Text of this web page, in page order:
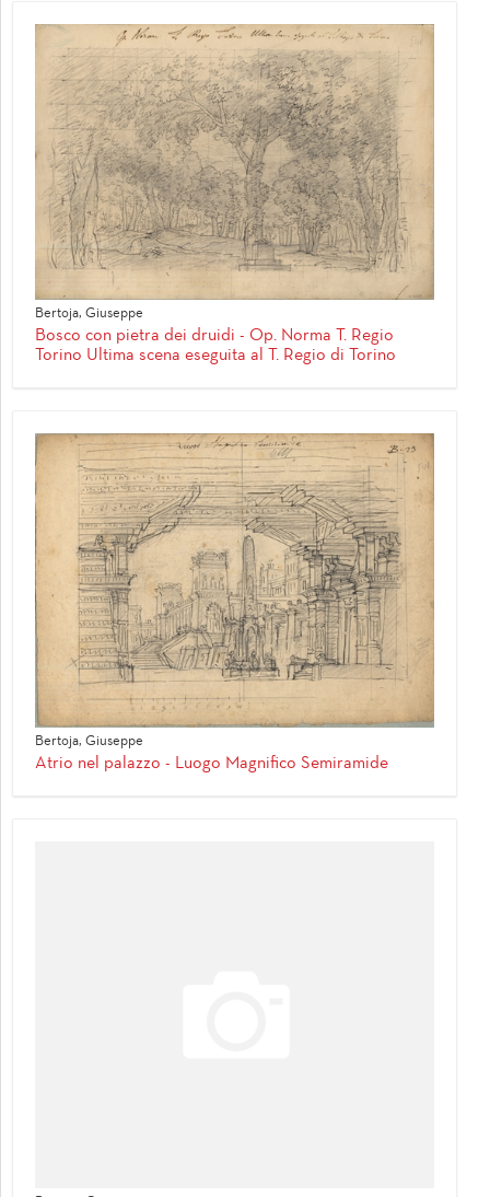
Bertoja, Giuseppe
Bosco con pietra dei druidi - Op. Norma T. Regio
Torino Ultima scena eseguita al T. Regio di Torino
Bertoja, Giuseppe
Atrio nel palazzo - Luogo Magnifico Semiramide